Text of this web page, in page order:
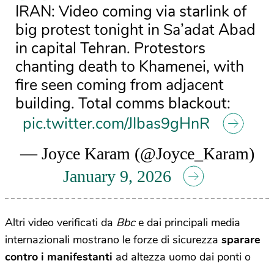
IRAN: Video coming via starlink of
big protest tonight in Sa’adat Abad
in capital Tehran. Protestors
chanting death to Khamenei, with
fire seen coming from adjacent
building. Total comms blackout:
pic.twitter.com/JIbas9gHnR
— Joyce Karam (@Joyce_Karam)
January 9, 2026
Altri video verificati da Bbce dai principali media
internazionali mostrano le forze di sicurezza sparare
contro i manifestanti ad altezza uomo dai ponti o